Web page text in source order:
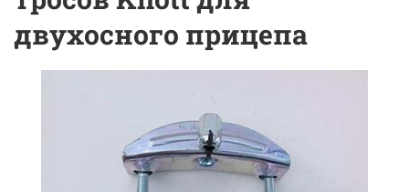
двухосного прицепа